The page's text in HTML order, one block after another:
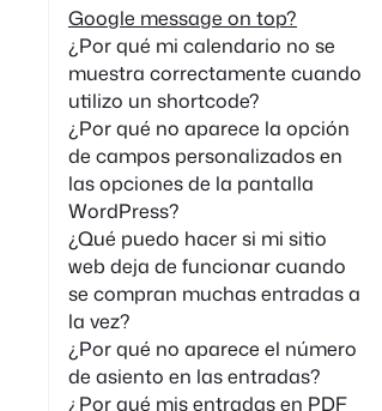
Google message on top?
¿Por qué mi calendario no se
muestra correctamente cuando
utilizo un shortcode?
¿Por qué no aparece la opción
de campos personalizados en
las opciones de la pantalla
WordPress?
¿Qué puedo hacer si mi sitio
web deja de funcionar cuando
se compran muchas entradas a
la vez?
¿Por qué no aparece el número
de asiento en las entradas?
¿Por qué mis entradas en PDF